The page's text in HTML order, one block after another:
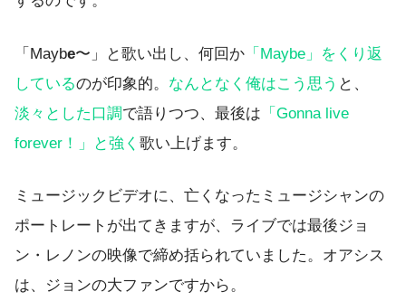
「Maybe〜」と歌い出し、何回か 「Maybe」をくり返
しているのが印象的。 なんとなく俺はこう思う と、
淡々とした口調で語りつつ、最後は 「Gonna live
forever！」と強く 歌い上げます。
ミュージックビデオに、亡くなったミュージシャンの
ポートレートが出てきますが、ライブでは最後ジョ
ン・レノンの映像で締め括られていました。オアシス
は、ジョンの大ファンですから。